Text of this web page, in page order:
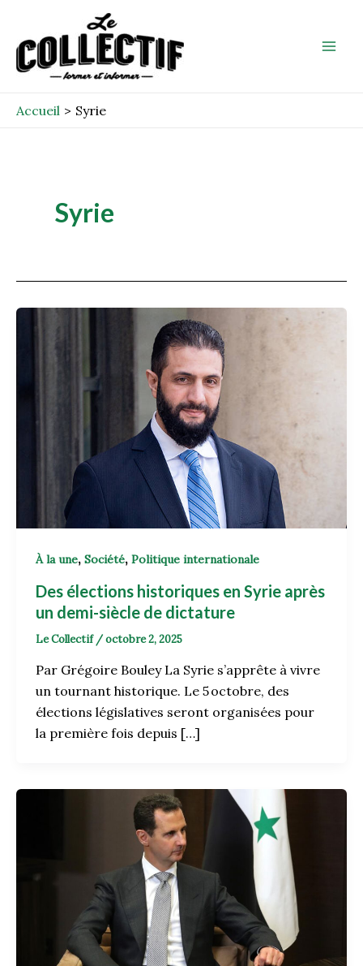
contenu
Accueil Syrie
Syrie
À la une, Société, Politique internationale
Des élections historiques en Syrie après
un demi-siècle de dictature
Le Collectif /octobre 2, 2025
Par Grégoire Bouley La Syrie s’apprête à vivre
un tournant historique. Le 5 octobre, des
élections législatives seront organisées pour
la première fois depuis […]